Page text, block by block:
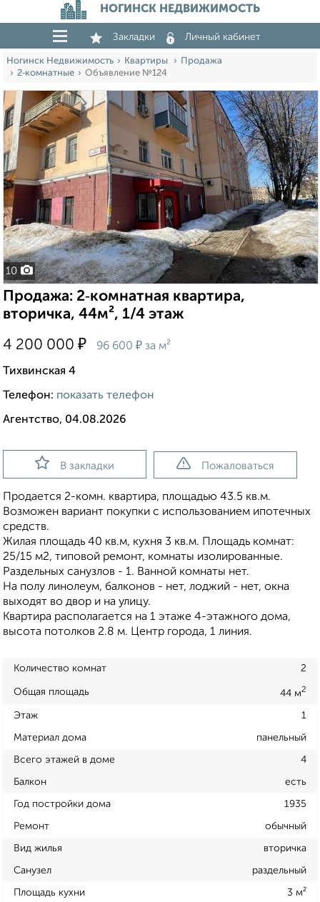
НОГИНСК НЕДВИЖИМОСТЬ
Закладки Личный кабинет
Ногинск Недвижимость Квартиры
Продажа
2‑комнатные
Объявление №124
10
Продажа: 2‑комнатная квартира,
вторичка, 44м², 1/4 этаж
4 200 000 ₽ 96 600 ₽ за м²
Тихвинская 4
Телефон: показать телефон
Агентство, 04.08.2026
В закладки Пожаловаться
Продается 2-комн. квартира, площадью 43.5 кв.м.
Возможен вариант покупки с использованием ипотечных
средств.
Жилая площадь 40 кв.м, кухня 3 кв.м. Площадь комнат:
25/15 м2, типовой ремонт, комнаты изолированные.
Раздельных санузлов - 1. Ванной комнаты нет.
На полу линолеум, балконов - нет, лоджий - нет, окна
выходят во двор и на улицу.
Квартира располагается на 1 этаже 4-этажного дома,
высота потолков 2.8 м. Центр города, 1 линия.
Количество комнат 2
Общая площадь 44 м2
Этаж 1
Материал дома панельный
Всего этажей в доме 4
Балкон есть
Год постройки дома 1935
Ремонт обычный
Вид жилья вторичка
Санузел раздельный
Площадь кухни 3 м²